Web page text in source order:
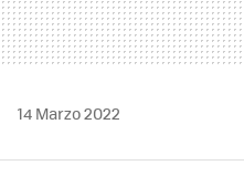
14 Marzo 2022